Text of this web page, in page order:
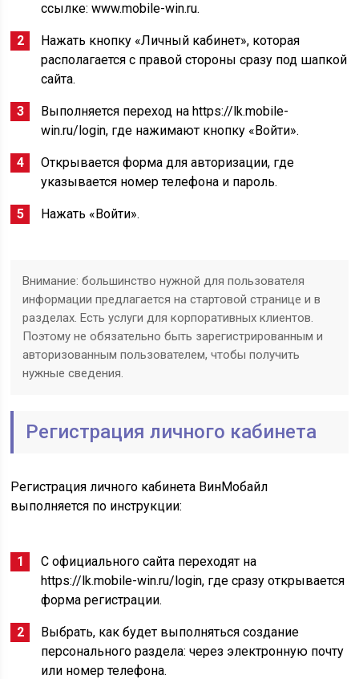
ссылке: www.mobile-win.ru.
Нажать кнопку «Личный кабинет», которая
располагается с правой стороны сразу под шапкой
сайта.
Выполняется переход на https://lk.mobile-
win.ru/login, где нажимают кнопку «Войти».
Открывается форма для авторизации, где
указывается номер телефона и пароль.
Нажать «Войти».
Внимание: большинство нужной для пользователя
информации предлагается на стартовой странице и в
разделах. Есть услуги для корпоративных клиентов.
Поэтому не обязательно быть зарегистрированным и
авторизованным пользователем, чтобы получить
нужные сведения.
Регистрация личного кабинета
Регистрация личного кабинета ВинМобайл
выполняется по инструкции:
С официального сайта переходят на
https://lk.mobile-win.ru/login, где сразу открывается
форма регистрации.
Выбрать, как будет выполняться создание
персонального раздела: через электронную почту
или номер телефона.